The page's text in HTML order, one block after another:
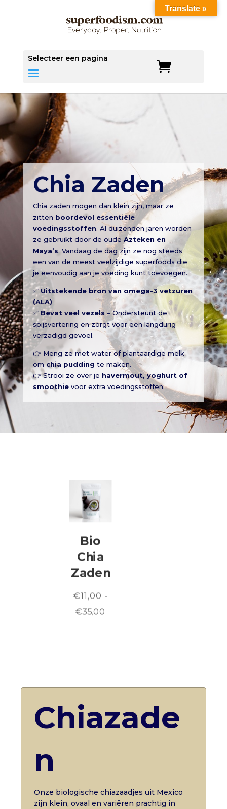
Selecteer een pagina
Chia Zaden
Chia zaden mogen dan klein zijn, maar ze
zitten boordevol essentiële
voedingsstoffen. Al duizenden jaren worden
ze gebruikt door de oude Azteken en
Maya’s. Vandaag de dag zijn ze nog steeds
een van de meest veelzijdige superfoods die
je eenvoudig aan je voeding kunt toevoegen.
✅Uitstekende bron van omega-3 vetzuren
(ALA)
✅ Bevat veel vezels – Ondersteunt de
spijsvertering en zorgt voor een langdurig
verzadigd gevoel.
👉 Meng ze met water of plantaardige melk
omchia pudding te maken.
👉 Strooi ze over je havermout, yoghurt of
smoothievoor extra voedingsstoffen.
Bio
Chia
Zaden
€11,00 -
€35,00
Chiazade
n
Onze biologische chiazaadjes uit Mexico
zijn klein, ovaal en variëren prachtig in
Translate »